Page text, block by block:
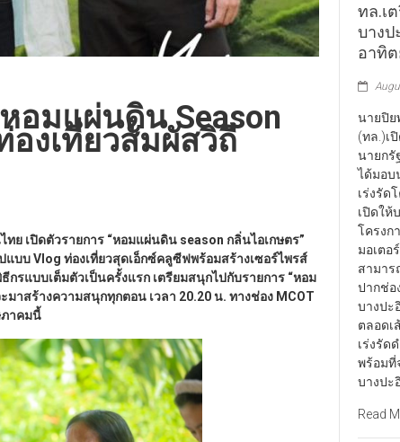
อมแผ่นดิน Season
องเที่ยวสัมผัสวิถี
ย เปิดตัวรายการ “หอมแผ่นดิน season กลิ่นไอเกษตร”
แบบVlog ท่องเที่ยวสุดเอ็กซ์คลูซีฟพร้อมสร้างเซอร์ไพรส์
รแบบเต็มตัวเป็นครั้งแรก เตรียมสนุกไปกับรายการ “หอม
าสร้างความสนุกทุกตอน เวลา 20.20 น. ทางช่อง MCOT
ภาคมนี้
ทล.เ
บางป
อาทิต
นายปิย
(ทล.)เ
นายกรั
ได้มอบ
เร่งรัด
เปิดให้
โครงก
มอเตอ
สามาร
ปากช่อ
บางปะ
ตลอด
เร่งรัด
พร้อมที่
บางปะ
Read